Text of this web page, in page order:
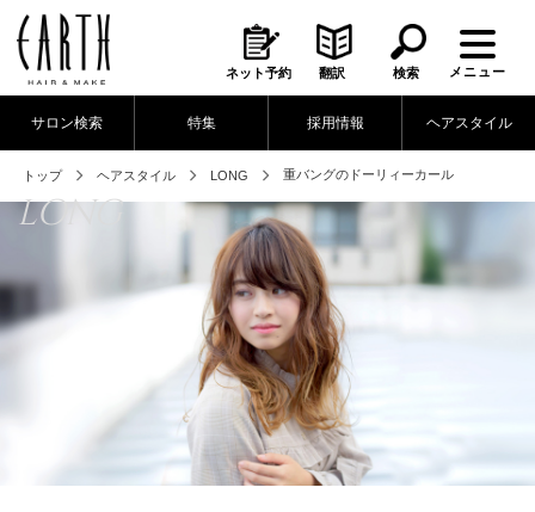
ネット予約 翻訳 検索 メニュー
サロン検索 特集 採用情報 ヘアスタイル
トップ ヘアスタイル LONG 重バングのドーリィーカール
LONG